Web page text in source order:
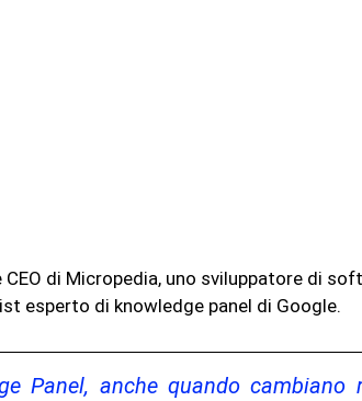
di Micropedia, uno sviluppatore di
esperto di knowledge panel di Google.
Panel, anche quando